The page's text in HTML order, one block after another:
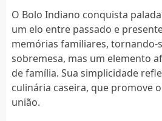
O Bolo Indiano conquista
um elo entre passado e
memórias familiares, tornando-
sobremesa, mas um elemento
de família. Sua simplicidade
culinária caseira, que promove
união.